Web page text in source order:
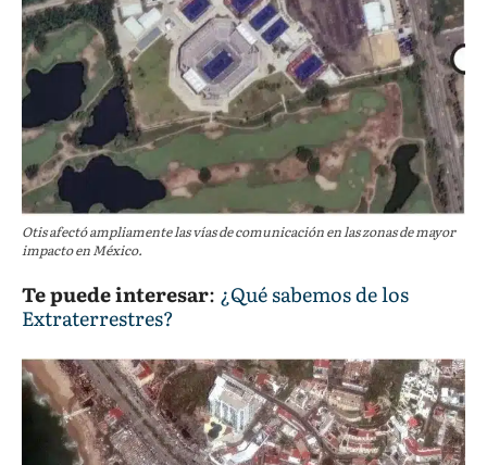
Otis afectó ampliamente las vías de comunicación en las zonas de mayor
impacto en México.
Te puede interesar: ¿Qué sabemos de los
Extraterrestres?